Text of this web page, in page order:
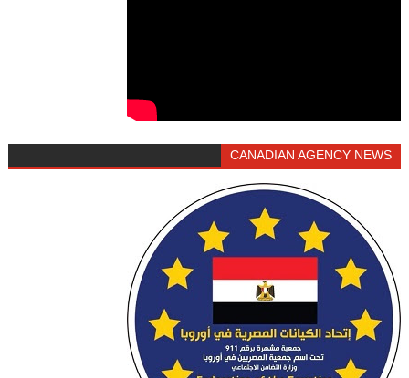
CANADIAN AGENCY NEWS